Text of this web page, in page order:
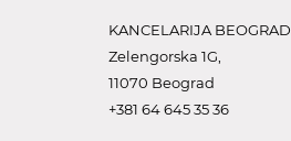
KANCELARIJA BEOGRAD
Zelengorska 1G,
11070 Beograd
+381 64 645 35 36